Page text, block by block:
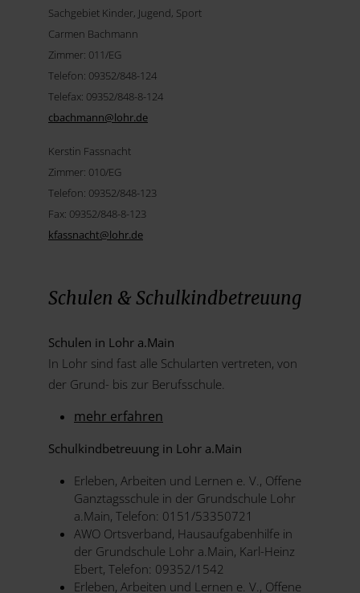
Sachgebiet Kinder, Jugend, Sport
Carmen Bachmann
Zimmer: 011/EG
Telefon: 09352/848-124
Telefax: 09352/848-8-124
cbachmann@lohr.de
Kerstin Fassnacht
Zimmer: 010/EG
Telefon: 09352/848-123
Fax: 09352/848-8-123
kfassnacht@lohr.de
Schulen & Schulkindbetreuung
Schulen in Lohr a.Main
In Lohr sind fast alle Schularten vertreten, von
der Grund- bis zur Berufsschule.
mehr erfahren
Schulkindbetreuung in Lohr a.Main
Erleben, Arbeiten und Lernen e. V., Offene
Ganztagsschule in der Grundschule Lohr
a.Main, Telefon: 0151/53350721
AWO Ortsverband, Hausaufgabenhilfe in
der Grundschule Lohr a.Main, Karl-Heinz
Ebert, Telefon: 09352/1542
Erleben, Arbeiten und Lernen e. V., Offene